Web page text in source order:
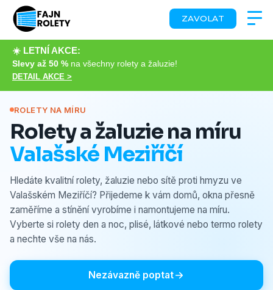
☀️ LETNÍ AKCE:
Slevy až 50 % na všechny rolety a žaluzie!
DETAIL AKCE >
ZAVOLAT
ROLETY NA MÍRU
Rolety a žaluzie na míru
Valašské Meziříčí
Hledáte kvalitní rolety, žaluzie nebo sítě proti hmyzu ve
Valašském Meziříčí? Přijedeme k vám domů, okna přesně
zaměříme a stínění vyrobíme i namontujeme na míru.
Vyberte si rolety den a noc, plisé, látkové nebo termo rolety
a nechte vše na nás.
Nezávazně poptat